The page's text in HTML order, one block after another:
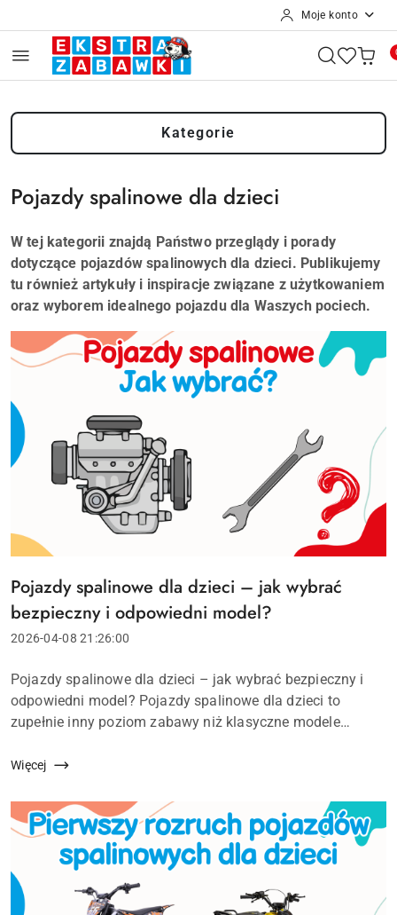
Moje konto
Kategorie
Pojazdy spalinowe dla dzieci
W tej kategorii znajdą Państwo przeglądy i porady
dotyczące pojazdów spalinowych dla dzieci. Publikujemy
tu również artykuły i inspiracje związane z użytkowaniem
oraz wyborem idealnego pojazdu dla Waszych pociech.
Tytuł
artykułu:
Pojazdy spalinowe dla dzieci – jak wybrać
bezpieczny i odpowiedni model?
Data
2026-04-08 21:26:00
Treść
artykułu:
Pojazdy spalinowe dla dzieci – jak wybrać bezpieczny i
odpowiedni model? Pojazdy spalinowe dla dzieci to
zupełnie inny poziom zabawy niż klasyczne modele
możliwość poruszania się w terenie...
Więcej